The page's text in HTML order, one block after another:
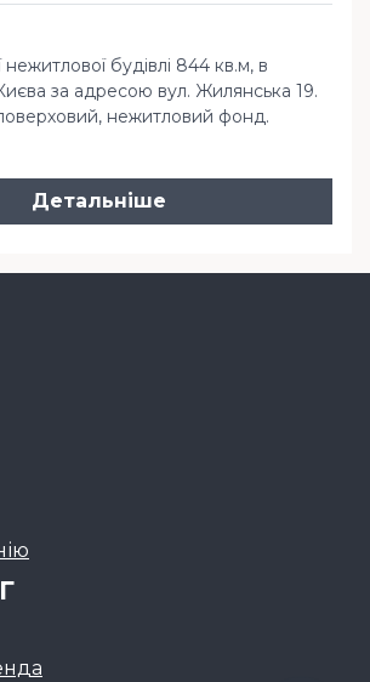
будівлі 844 кв.м, в
за адресою вул. Жилянська 19.
нежитловий фонд.
Детальніше